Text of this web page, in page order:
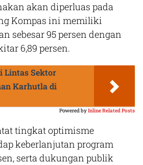
akan diperluas pada
Kompas ini memiliki
sebesar 95 persen dengan
6,89 persen.
Lintas Sektor
Karhutla di
Powered byInline Related Posts
tingkat optimisme
keberlanjutan program
serta dukungan publik